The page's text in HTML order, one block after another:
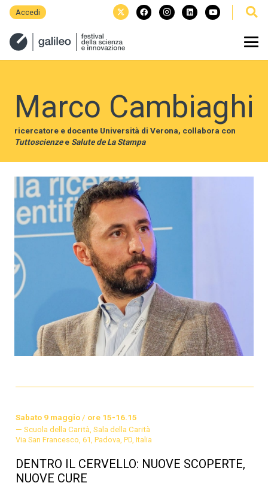
Accedi
Marco Cambiaghi
ricercatore e docente Università di Verona, collabora con
Tuttoscienzee Salute de La Stampa
Sabato 9 maggio / ore 15-16.15
Scuola della Carità, Sala della Carità
Via San Francesco, 61, Padova, PD, Italia
DENTRO IL CERVELLO: NUOVE SCOPERTE,
NUOVE CURE